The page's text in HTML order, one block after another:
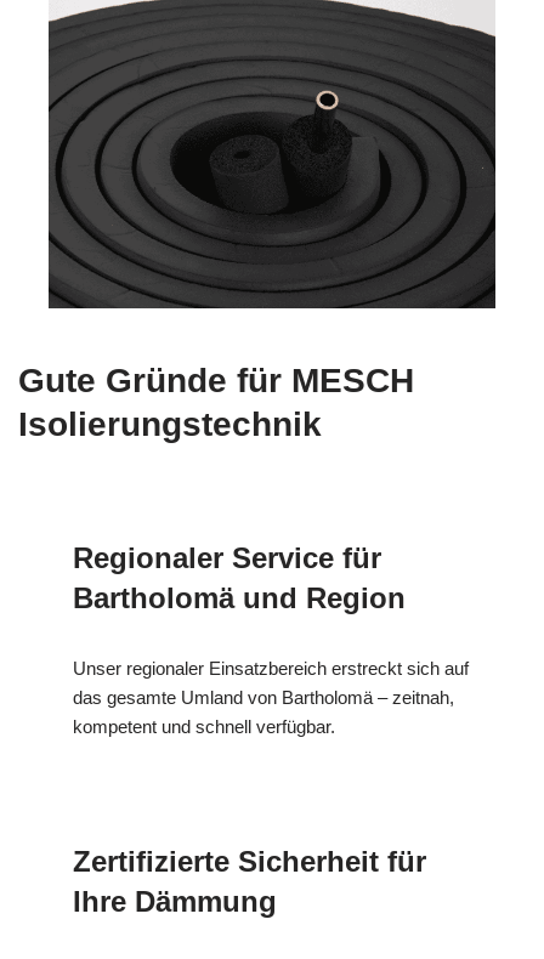
Gute Gründe für MESCH
Isolierungstechnik
Regionaler Service für
Bartholomä und Region
Unser regionaler Einsatzbereich erstreckt sich auf
das gesamte Umland von Bartholomä – zeitnah,
kompetent und schnell verfügbar.
Zertifizierte Sicherheit für
Ihre Dämmung